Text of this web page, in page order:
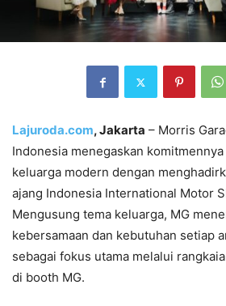
Lajuroda.com, Jakarta – Morris
Indonesia menegaskan
keluarga modern dengan
ajang Indonesia International Motor
Mengusung tema keluarga, MG
kebersamaan dan kebutuhan setiap
sebagai fokus utama melalui
di booth MG.